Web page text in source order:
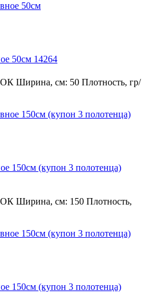
50см 14264
Ширина, см: 50 Плотность, гр/
150см (купон 3 полотенца)
Ширина, см: 150 Плотность,
150см (купон 3 полотенца)